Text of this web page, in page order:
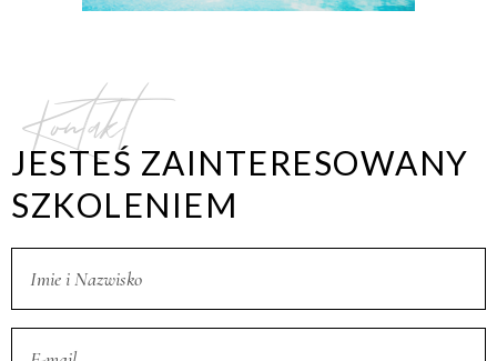
Kontakt
JESTEŚ ZAINTERESOWANY
SZKOLENIEM